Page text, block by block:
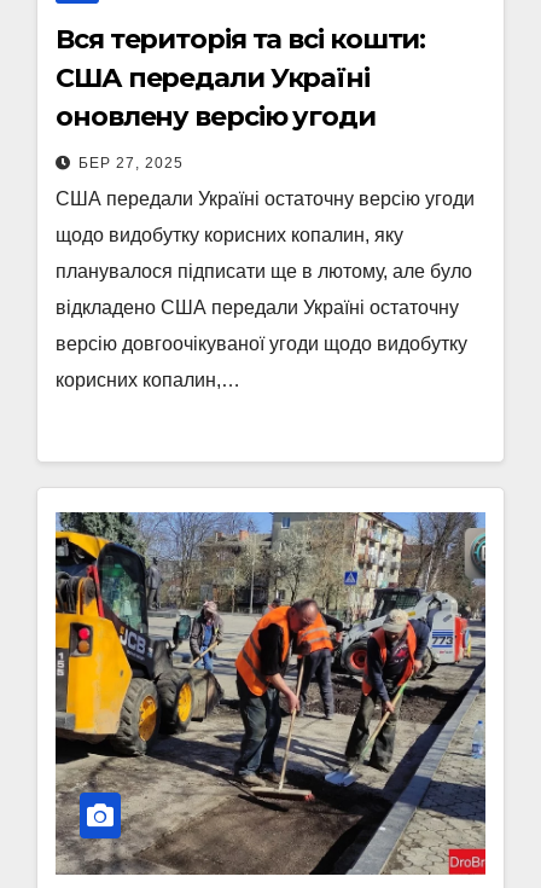
Вся територія та всі кошти:
США передали Україні
оновлену версію угоди
БЕР 27, 2025
США передали Україні остаточну версію угоди
щодо видобутку корисних копалин, яку
планувалося підписати ще в лютому, але було
відкладено США передали Україні остаточну
версію довгоочікуваної угоди щодо видобутку
корисних копалин,…